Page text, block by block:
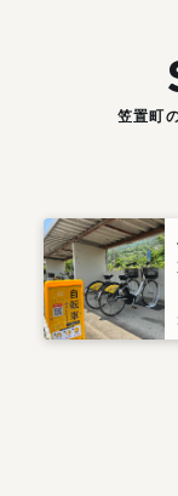
笠置町